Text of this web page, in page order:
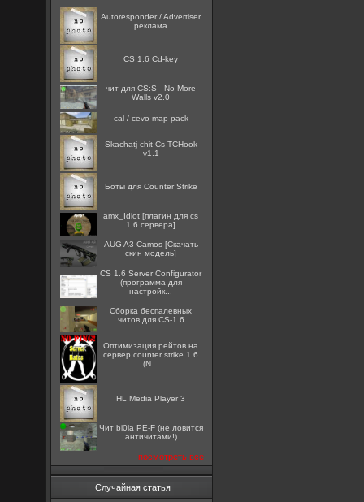
Autoresponder / Advertiser
реклама
CS 1.6 Cd-key
чит для CS:S - No More
Walls v2.0
cal / cevo map pack
Skachatj chit Cs TCHook
v1.1
Боты для Counter Strike
amx_Idiot [плагин для cs
1.6 сервера]
AUG A3 Camos [Скачать
скин модель]
CS 1.6 Server Configurator
(программа для
настройк...
Сборка беспалевных
читов для CS-1.6
Оптимизация рейтов на
сервер counter strike 1.6
(N...
HL Media Player 3
Чит bi0la PE-F (не ловится
античитами!)
посмотреть все
Случайная статья